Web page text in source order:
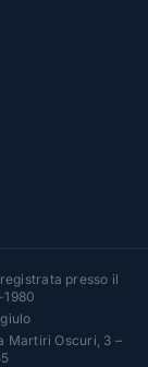
presso il
Martiri Oscuri, 3 –